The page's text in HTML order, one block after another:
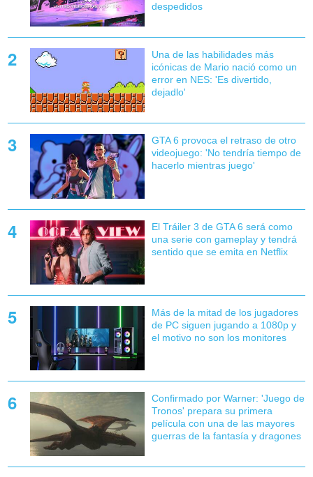
despedidos
Una de las habilidades más
icónicas de Mario nació como un
error en NES: 'Es divertido,
dejadlo'
GTA 6 provoca el retraso de otro
videojuego: 'No tendría tiempo de
hacerlo mientras juego'
El Tráiler 3 de GTA 6 será como
una serie con gameplay y tendrá
sentido que se emita en Netflix
Más de la mitad de los jugadores
de PC siguen jugando a 1080p y
el motivo no son los monitores
Confirmado por Warner: 'Juego de
Tronos' prepara su primera
película con una de las mayores
guerras de la fantasía y dragones